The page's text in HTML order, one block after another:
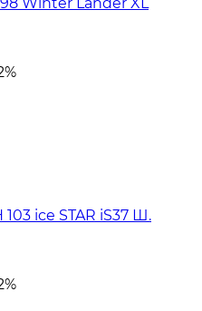
ice STAR iS37 Ш.